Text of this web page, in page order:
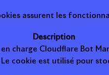
assurent les
Description
charge Cloudflare Bot
cookie est utilisé pour